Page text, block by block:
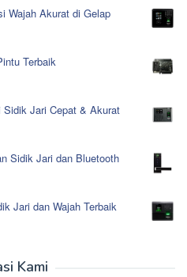
Wajah Akurat di Gelap
Terbaik
Sidik Jari Cepat & Akurat
Sidik Jari dan Bluetooth
Jari dan Wajah Terbaik
Kami